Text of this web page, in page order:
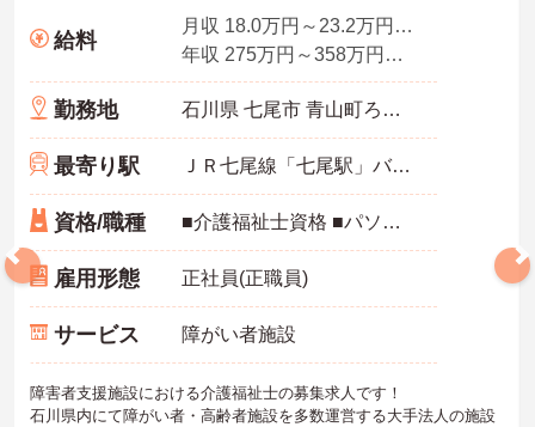
給料
月収 18.0万円～23.2万円程度 夜勤4回分手当、資格手当込
年収 275万円～358万円程度 賞与4.0ヵ月の場合
勤務地 石川県 七尾市 青山町ろ部22番
最寄り駅 ＪＲ七尾線「七尾駅」バス・車12分
資格/職種 ■介護福祉士資格 ■パソコン入力（ワード程度）できる方
雇用形態 正社員(正職員)
サービス 障がい者施設
障害者支援施設における介護福祉士の募集求人です！
石川県内にて障がい者・高齢者施設を多数運営する大手法人の施設